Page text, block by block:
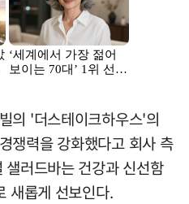
의 '더스테이크하우스'의
쟁력을 강화했다고 회사 측
러드바는 건강과 신선함
새롭게 선보인다.